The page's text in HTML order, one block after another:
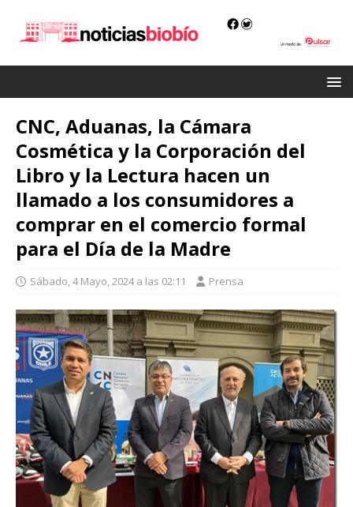
CNC, Aduanas, la Cámara
Cosmética y la Corporación del
Libro y la Lectura hacen un
llamado a los consumidores a
comprar en el comercio formal
para el Día de la Madre
Sábado, 4 Mayo, 2024 a las 02:11 Prensa